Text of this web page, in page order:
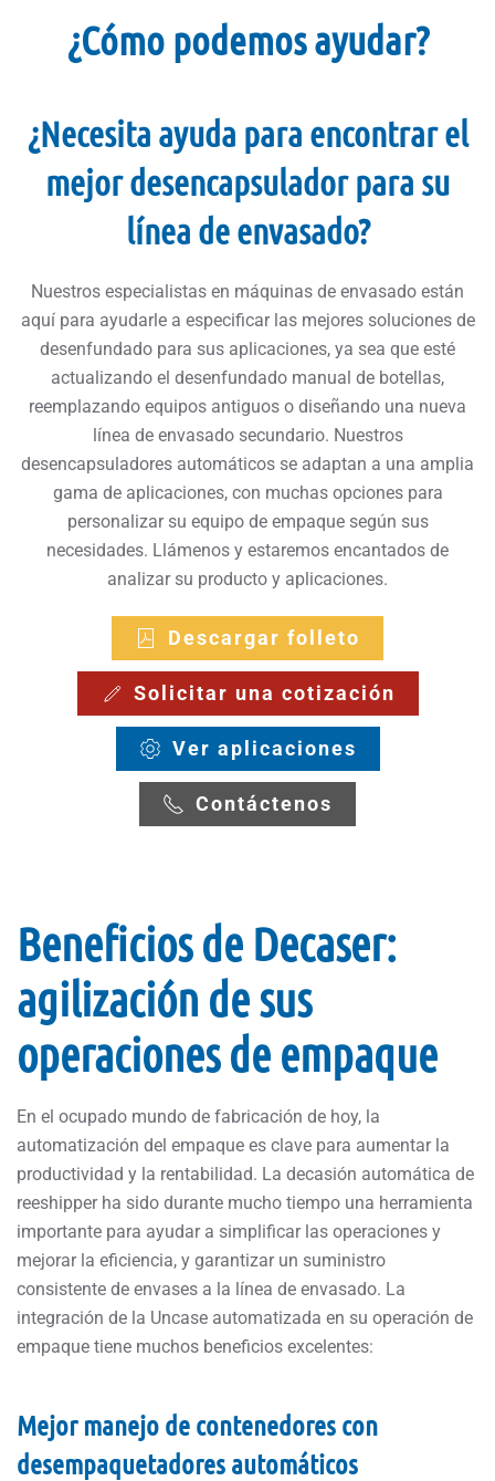
¿Cómo podemos ayudar?
¿Necesita ayuda para encontrar el
mejor desencapsulador para su
línea de envasado?
Nuestros especialistas en máquinas de envasado están
aquí para ayudarle a especificar las mejores soluciones de
desenfundado para sus aplicaciones, ya sea que esté
actualizando el desenfundado manual de botellas,
reemplazando equipos antiguos o diseñando una nueva
línea de envasado secundario. Nuestros
desencapsuladores automáticos se adaptan a una amplia
gama de aplicaciones, con muchas opciones para
personalizar su equipo de empaque según sus
necesidades. Llámenos y estaremos encantados de
analizar su producto y aplicaciones.
Descargar folleto
Solicitar una cotización
Ver aplicaciones
Contáctenos
Beneficios de Decaser:
agilización de sus
operaciones de empaque
En el ocupado mundo de fabricación de hoy, la
automatización del empaque es clave para aumentar la
productividad y la rentabilidad. La decasión automática de
reeshipper ha sido durante mucho tiempo una herramienta
importante para ayudar a simplificar las operaciones y
mejorar la eficiencia, y garantizar un suministro
consistente de envases a la línea de envasado. La
integración de la Uncase automatizada en su operación de
empaque tiene muchos beneficios excelentes:
Mejor manejo de contenedores con
desempaquetadores automáticos